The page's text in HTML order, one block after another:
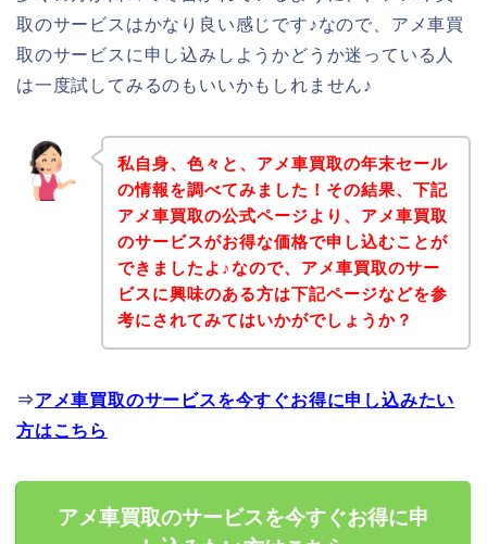
取のサービスはかなり良い感じです♪なので、アメ車買
取のサービスに申し込みしようかどうか迷っている人
は一度試してみるのもいいかもしれません♪
私自身、色々と、アメ車買取の年末セール
の情報を調べてみました！その結果、下記
アメ車買取の公式ページより、アメ車買取
のサービスがお得な価格で申し込むことが
できましたよ♪なので、アメ車買取のサー
ビスに興味のある方は下記ページなどを参
考にされてみてはいかがでしょうか？
⇒アメ車買取のサービスを今すぐお得に申し込みたい
方はこちら
アメ車買取のサービスを今すぐお得に申